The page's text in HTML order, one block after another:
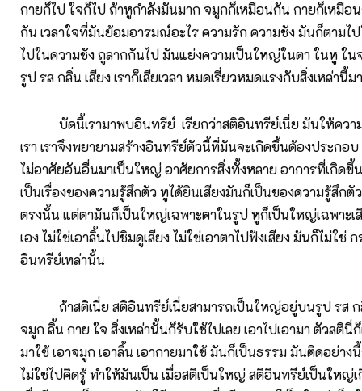
กายก็ไป ใจก็ไป ถ้าหูกำลังมันมาก จมูกก็เหมือนกัน กายก็เหมือ
กัน เวลาใจที่มันย้อมอารมณ์อะไร ความรัก ความชัง มันก็ตามไ
ไปในความชัง ถูลากกันไป มันแย่งความเป็นใหญ่ในตา ในหู ใน
รูป รส กลิ่น เสียง เราก็เสียเวลา หมดเรี่ยวหมดแรงกับสิ่งเหล่านี้ม
บัดนี้เรามาพบอินทรีย์ เรียกว่าสติอินทรีย์เนี่ย มันให้ควา
เรา เราจึงพยายามสร้างอินทรีย์ตัวนี้ที่มันจะเกิดขึ้นต้องประกอบ
ไม่อาศัยอันอื่นมาเป็นใหญ่ อาศัยการสิ่งทั้งหลาย อาการที่เกิดขึ้
เป็นเรื่องของความรู้สึกตัว หูได้ยินเสียงมันก็เป็นของความรู้สึก
ตรงนั้น แต่ตามันก็เป็นใหญ่เฉพาะตาในรูป หูก็เป็นใหญ่เฉพาะเ
เอง ไม่ใช่เอาลิ้นไปชิมดูเสียง ไม่ใช่เอาตาไปฟังเสียง มันก็ไม่ใช่
อินทรีย์เหล่านั้น
ถ้าสติเนี่ย สติอินทรีย์เนี่ยสามารถเป็นใหญ่อยู่บนรูป รส ก
จมูก ลิ้น กาย ใจ สิ่งเหล่านั้นก็รับใช้ไปเลย เอาไปเอามา ตัวสตินี่
มาใช้ เอาจมูก เอาลิ้น เอากายมาใช้ มันก็เป็นธรรม มันติดอย่า
ไม่ใช่ไปคิดรู้ ทำให้มันเป็น เมื่อสติเป็นใหญ่ สติอินทรีย์เป็นใหญ่